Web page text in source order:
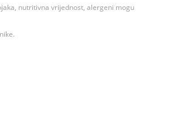
nutritivna vrijednost, alergeni mogu